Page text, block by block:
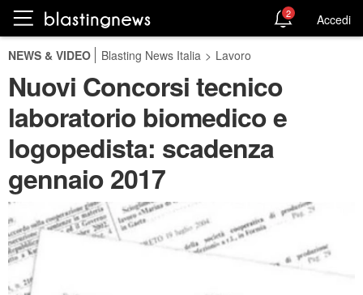
2 Accedi
NEWS & VIDEO Blasting News Italia > Lavoro
Nuovi Concorsi tecnico
laboratorio biomedico e
logopedista: scadenza
gennaio 2017